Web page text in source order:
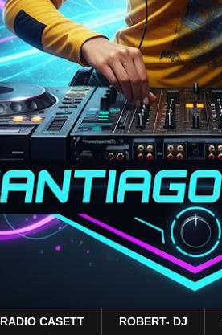
RADIO CASETT ROBERT- DJ